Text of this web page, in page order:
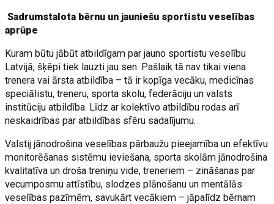
Sadrumstalota bērnu un jauniešu sportistu veselības
aprūpe
Kuram būtu jābūt atbildīgam par jauno sportistu veselību
Latvijā, šķēpi tiek lauzti jau sen. Pašlaik tā nav tikai viena
trenera vai ārsta atbildība – tā ir kopīga vecāku, medicīnas
speciālistu, treneru, sporta skolu, federāciju un valsts
institūciju atbildība. Līdz ar kolektīvo atbildību rodas arī
neskaidrības par atbildības sfēru sadalījumu.
Valstij jānodrošina veselības pārbaužu pieejamība un efektīvu
monitorēšanas sistēmu ieviešana, sporta skolām jānodrošina
kvalitatīva un droša treniņu vide, treneriem – zināšanas par
vecumposmu attīstību, slodzes plānošanu un mentālās
veselības pazīmēm, savukārt vecākiem – jāpalīdz bērnam